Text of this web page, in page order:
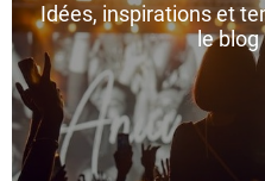
Idées, inspirations et
le blog